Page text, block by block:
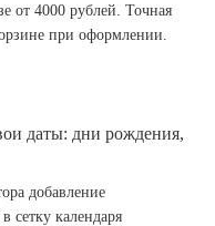
от 4000 рублей. Точная
при оформлении.
даты: дни рождения,
добавление
сетку календаря